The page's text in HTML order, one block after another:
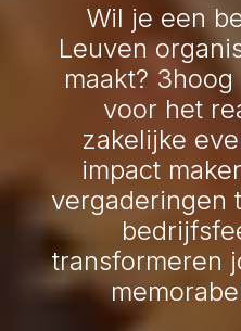
Wil je een
Leuven
maakt?
voor het
zakelijke
impact
vergaderingen
transformeren